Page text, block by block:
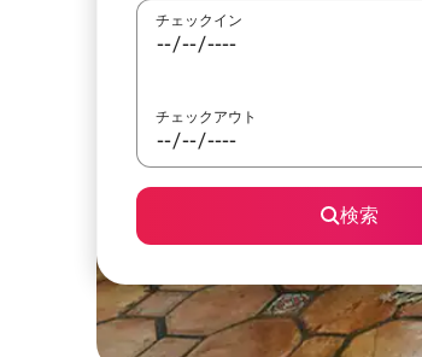
チェックイン
チェックアウト
検索